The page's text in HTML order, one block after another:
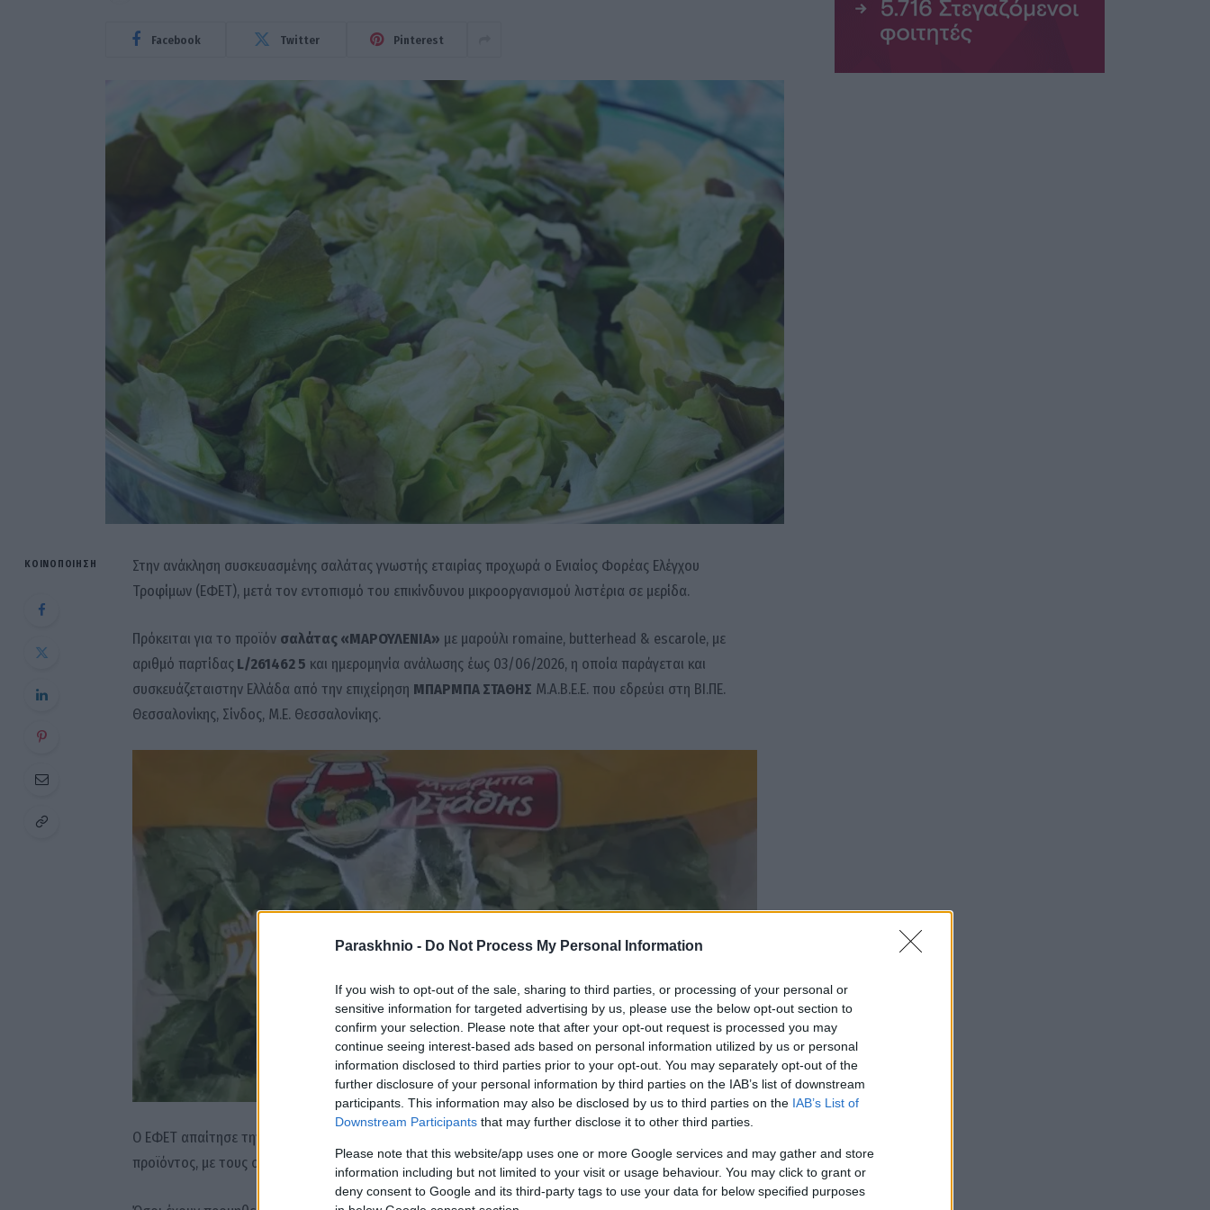
Paraskhnio - Do Not Process My Personal Information
If you wish to opt-out of the sale, sharing to third parties, or processing of your personal or
sensitive information for targeted advertising by us, please use the below opt-out section to
confirm your selection. Please note that after your opt-out request is processed you may
continue seeing interest-based ads based on personal information utilized by us or personal
information disclosed to third parties prior to your opt-out. You may separately opt-out of the
further disclosure of your personal information by third parties on the IAB’s list of downstream
participants. This information may also be disclosed by us to third parties on the IAB’s List of
Downstream Participants that may further disclose it to other third parties.
Please note that this website/app uses one or more Google services and may gather and store
information including but not limited to your visit or usage behaviour. You may click to grant or
deny consent to Google and its third-party tags to use your data for below specified purposes
Facebook Twitter Pinterest
ΚΟΙΝΟΠΟΊΗΣΗ
Στην ανάκληση συσκευασμένης σαλάτας γνωστής εταιρίας προχωρά ο Ενιαίος Φορέας Ελέγχου
Τροφίμων (ΕΦΕΤ), μετά τον εντοπισμό του επικίνδυνου μικροοργανισμού λιστέρια σε μερίδα.
Πρόκειται για το προϊόν σαλάτας «ΜΑΡΟΥΛΕΝΙΑ» με μαρούλι romaine, butterhead & escarole, με
αριθμό παρτίδας L/261462 5 και ημερομηνία ανάλωσης έως 03/06/2026, η οποία παράγεται και
συσκευάζεταιστην Ελλάδα από την επιχείρηση ΜΠΑΡΜΠΑ ΣΤΑΘΗΣ Μ.Α.Β.Ε.Ε. που εδρεύει στη ΒΙ.ΠΕ.
Θεσσαλονίκης, Σίνδος, Μ.Ε. Θεσσαλονίκης.
Ο ΕΦΕΤ απαίτησε την άμεση ανάκληση του συνόλου της συγκεκριμένης παρτίδας του εν λόγω
προϊόντος, με τους σχετικούσ ελέγχους να βρίσκονται ήδη σε εξέλιξη.